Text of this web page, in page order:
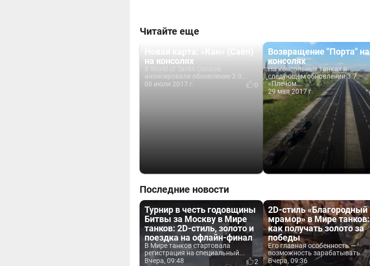
Читайте еще
на консолях
анонсировали обновление 3.9...
06 июля 2017 г.
0
Возвращение "Порта" на
консолях
На консольных танках в
следующем обновлении 3.7
«Плечом...
29 мая 2017 г.
Последние новости
Турнир в честь годовщины
Битвы за Москву в Мире
танков: 2D-стиль, золото и
поездка на офлайн-финал
В Мире танков стартовала
регистрация на специальный...
Вчера, 09:48
2
2D-стиль «Благородный
мрамор» в Мире танков:
как получать золото за
победы
Его главная особенность —
возможность зарабатывать...
Вчера, 09:36